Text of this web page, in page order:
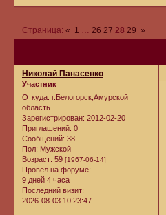
Страница:« 1 26 27 28 29 »
Николай Панасенко
Участник
Откуда: г.Белогорск,Амурской
область
Зарегистрирован: 2012-02-20
Приглашений: 0
Сообщений: 38
Пол: Мужской
Возраст: 59 [1967-06-14]
Провел на форуме:
9 дней 4 часа
Последний визит:
2026-08-03 10:23:47